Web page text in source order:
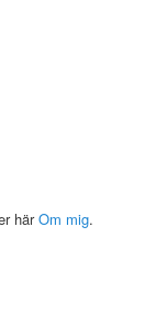
härOm mig.